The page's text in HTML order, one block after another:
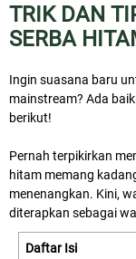
TRIK DAN
SERBA
Ingin suasana baru
mainstream? Ada
berikut!
Pernah terpikirkan
hitam memang
menenangkan. Kini,
diterapkan sebagai
Daftar Isi